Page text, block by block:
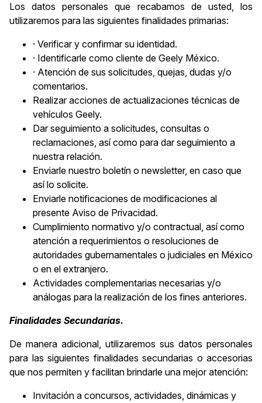
Los datos personales que recabamos de usted, los
utilizaremos para las siguientes finalidades primarias:
· Verificar y confirmar su identidad.
· Identificarle como cliente de Geely México.
· Atención de sus solicitudes, quejas, dudas y/o
comentarios.
Realizar acciones de actualizaciones técnicas de
vehículos Geely.
Dar seguimiento a solicitudes, consultas o
reclamaciones, así como para dar seguimiento a
nuestra relación.
Enviarle nuestro boletín o newsletter, en caso que
así lo solicite.
Enviarle notificaciones de modificaciones al
presente Aviso de Privacidad.
Cumplimiento normativo y/o contractual, así como
atención a requerimientos o resoluciones de
autoridades gubernamentales o judiciales en México
o en el extranjero.
Actividades complementarias necesarias y/o
análogas para la realización de los fines anteriores.
Finalidades Secundarias.
De manera adicional, utilizaremos sus datos personales
para las siguientes finalidades secundarias o accesorias
que nos permiten y facilitan brindarle una mejor atención:
Invitación a concursos, actividades, dinámicas y